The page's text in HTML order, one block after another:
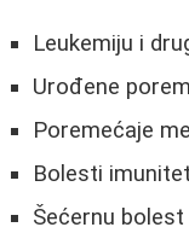
Leukemiju i
Urođene
Poremećaje
Bolesti
Šećernu bolest